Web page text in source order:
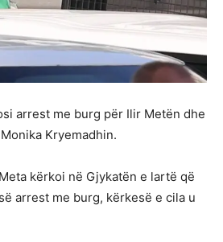
arrest me burg për Ilir Metën dhe
Kryemadhin.
kërkoi në Gjykatën e lartë që
arrest me burg, kërkesë e cila u